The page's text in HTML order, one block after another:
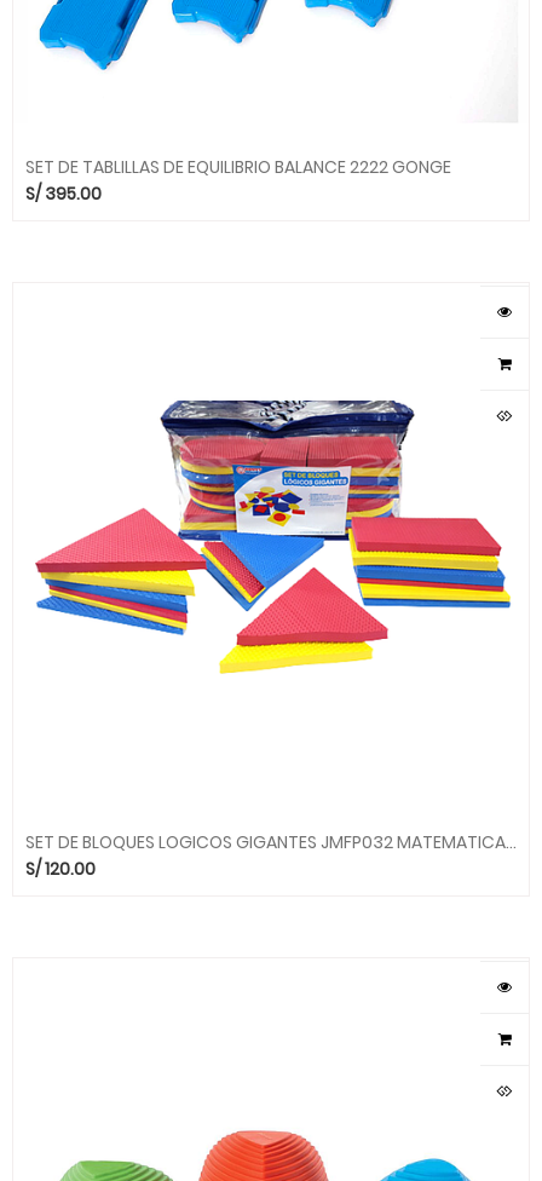
SET DE TABLILLAS DE EQUILIBRIO BALANCE 2222 GONGE
S/ 395.00
SET DE BLOQUES LOGICOS GIGANTES JMFP032 MATEMATICAS KIDDYS HOUSE
S/120.00